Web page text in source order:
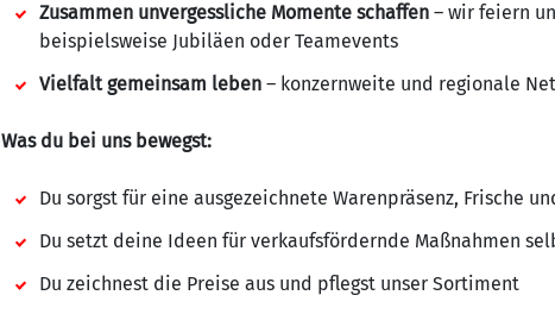
Zusammen unvergessliche Momente schaffen – wir feiern
beispielsweise Jubiläen oder Teamevents
Vielfalt gemeinsam leben – konzernweite und regionale
Was du bei uns bewegst:
Du sorgst für eine ausgezeichnete Warenpräsenz, Frische
Du setzt deine Ideen für verkaufsfördernde Maßnahmen
Du zeichnest die Preise aus und pflegst unser Sortiment